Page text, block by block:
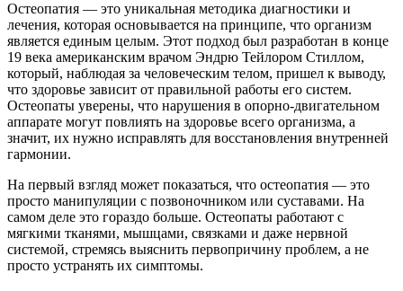
Остеопатия — это уникальная методика диагностики и
лечения, которая основывается на принципе, что организм
является единым целым. Этот подход был разработан в конце
19 века американским врачом Эндрю Тейлором Стиллом,
который, наблюдая за человеческим телом, пришел к выводу,
что здоровье зависит от правильной работы его систем.
Остеопаты уверены, что нарушения в опорно-двигательном
аппарате могут повлиять на здоровье всего организма, а
значит, их нужно исправлять для восстановления внутренней
гармонии.
На первый взгляд может показаться, что остеопатия — это
просто манипуляции с позвоночником или суставами. На
самом деле это гораздо больше. Остеопаты работают с
мягкими тканями, мышцами, связками и даже нервной
системой, стремясь выяснить первопричину проблем, а не
просто устранять их симптомы.